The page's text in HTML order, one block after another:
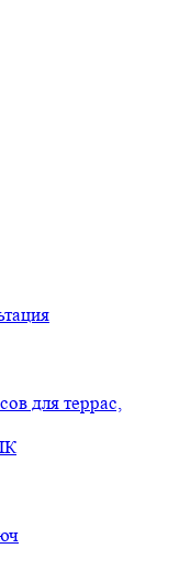
для террас,